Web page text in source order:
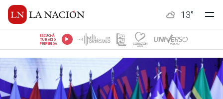
13°
ESCUCHÁ
TU RADIO
PREFERIDA